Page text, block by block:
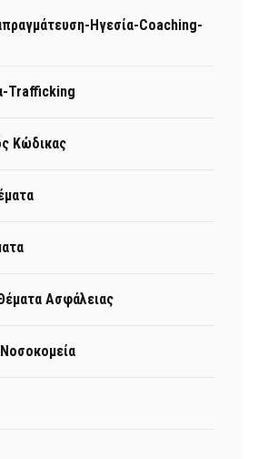
Ηγεσία-Coaching-
Trafficking
Κώδικας
Ασφάλειας
Νοσοκομεία